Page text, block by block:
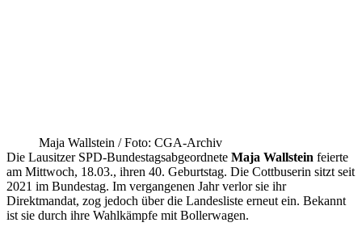
Maja Wallstein / Foto: CGA-Archiv
Die Lausitzer SPD-Bundestagsabgeordnete Maja Wallstein feierte
am Mittwoch, 18.03., ihren 40. Geburtstag. Die Cottbuserin sitzt seit
2021 im Bundestag. Im vergangenen Jahr verlor sie ihr
Direktmandat, zog jedoch über die Landesliste erneut ein. Bekannt
ist sie durch ihre Wahlkämpfe mit Bollerwagen.